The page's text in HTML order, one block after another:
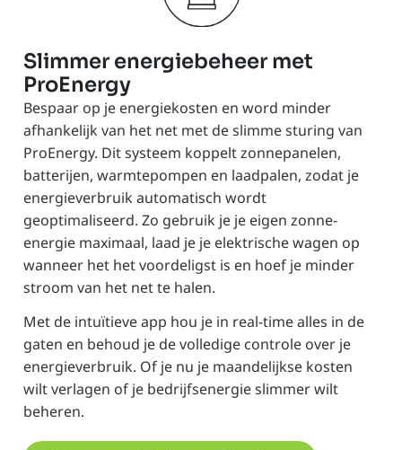
Slimmer energiebeheer met
ProEnergy
Bespaar op je energiekosten en word minder
afhankelijk van het net met de slimme sturing van
ProEnergy. Dit systeem koppelt zonnepanelen,
batterijen, warmtepompen en laadpalen, zodat je
energieverbruik automatisch wordt
geoptimaliseerd. Zo gebruik je je eigen zonne-
energie maximaal, laad je je elektrische wagen op
wanneer het het voordeligst is en hoef je minder
stroom van het net te halen.
Met de intuïtieve app hou je in real-time alles in de
gaten en behoud je de volledige controle over je
energieverbruik. Of je nu je maandelijkse kosten
wilt verlagen of je bedrijfsenergie slimmer wilt
beheren.